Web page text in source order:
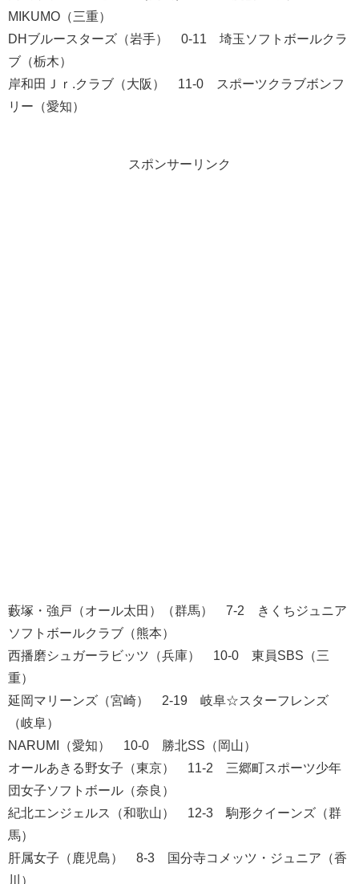
MIKUMO（三重）
DHブルースターズ（岩手） 0-11 埼玉ソフトボールクラ
ブ（栃木）
岸和田Ｊｒ.クラブ（大阪） 11-0 スポーツクラブボンフ
リー（愛知）
スポンサーリンク
藪塚・強戸（オール太田）（群馬） 7-2 きくちジュニア
ソフトボールクラブ（熊本）
西播磨シュガーラビッツ（兵庫） 10-0 東員SBS（三
重）
延岡マリーンズ（宮崎） 2-19 岐阜☆スターフレンズ
（岐阜）
NARUMI（愛知） 10-0 勝北SS（岡山）
オールあきる野女子（東京） 11-2 三郷町スポーツ少年
団女子ソフトボール（奈良）
紀北エンジェルス（和歌山） 12-3 駒形クイーンズ（群
馬）
肝属女子（鹿児島） 8-3 国分寺コメッツ・ジュニア（香
川）